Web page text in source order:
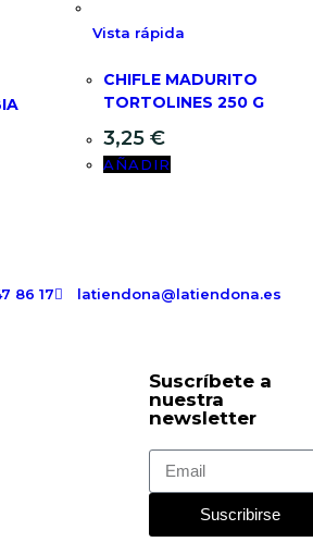
Vista rápida
CHIFLE MADURITO
TORTOLINES 250 G
3,25 €
AÑADIR
86 17 latiendona@latiendona.es
Suscríbete a
nuestra
newsletter
Suscribirse